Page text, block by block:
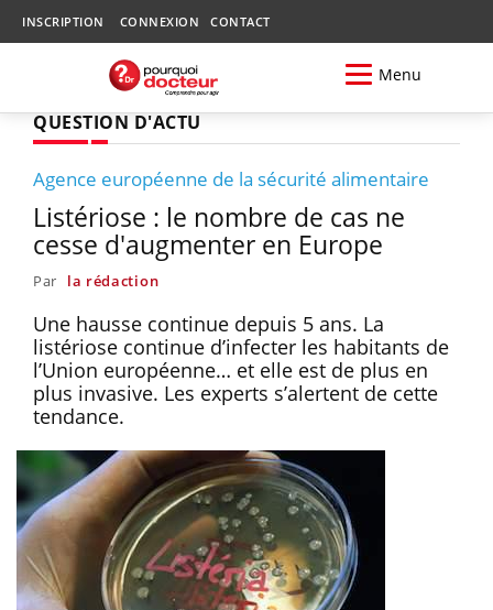
INSCRIPTION CONNEXION CONTACT
Menu
QUESTION D'ACTU
Agence européenne de la sécurité alimentaire
Listériose : le nombre de cas ne
cesse d'augmenter en Europe
Par la rédaction
Une hausse continue depuis 5 ans. La
listériose continue d’infecter les habitants de
l’Union européenne… et elle est de plus en
plus invasive. Les experts s’alertent de cette
tendance.